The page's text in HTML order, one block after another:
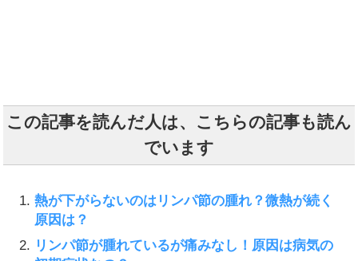
この記事を読んだ人は、こちらの記事も読ん
でいます
熱が下がらないのはリンパ節の腫れ？微熱が続く
原因は？
リンパ節が腫れているが痛みなし！原因は病気の